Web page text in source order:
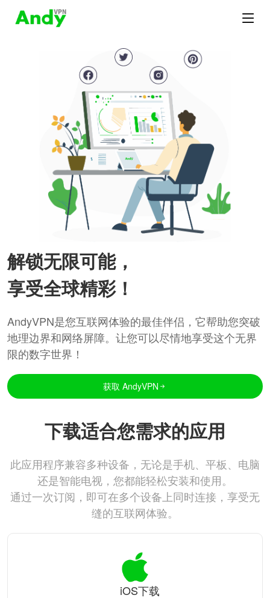
解锁无限可能，
享受全球精彩！
AndyVPN是您互联网体验的最佳伴侣，它帮助您突破
地理边界和网络屏障。让您可以尽情地享受这个无界
限的数字世界！
获取 AndyVPN
下载适合您需求的应用
此应用程序兼容多种设备，无论是手机、平板、电脑
还是智能电视，您都能轻松安装和使用。
通过一次订阅，即可在多个设备上同时连接，享受无
缝的互联网体验。
iOS下载